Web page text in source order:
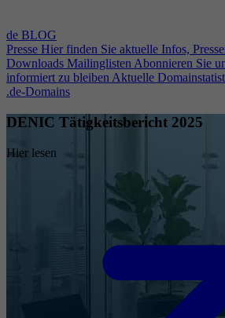
de BLOG
Presse Hier finden Sie aktuelle Infos,
Downloads Mailinglisten Abonnieren Sie
informiert zu bleiben Aktuelle
.de-Domains
DENIC Tätigkeitsbericht 2025
Hier lesen